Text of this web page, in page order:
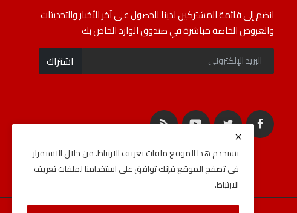
انضم إلى قائمة المشتركين لدينا للحصول على آخر الأخبار والتحديثات
والعروض الخاصة مباشرة في صندوق الوارد الخاص بك
اشتراك
يستخدم هذا الموقع ملفات تعريف الارتباط. من خلال الاستمرار
في تصفح الموقع فإنك توافق على استخدامنا لملفات تعريف
الارتباط.